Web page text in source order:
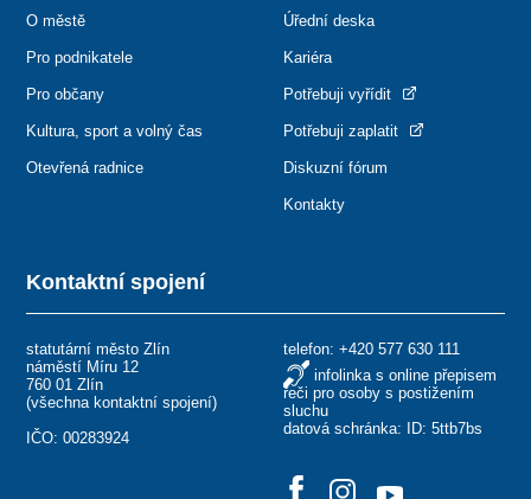
Kontaktní spojení
statutární město Zlín
náměstí Míru 12
760 01 Zlín
(všechna kontaktní spojení)
IČO: 00283924
telefon: +420 577 630 111
infolinka s online přepisem
řeči pro osoby s postižením
sluchu
datová schránka: ID: 5ttb7bs
O městě
Pro podnikatele
Pro občany
Kultura, sport a volný čas
Otevřená radnice
Úřední deska
Kariéra
Potřebuji vyřídit
Potřebuji zaplatit
Diskuzní fórum
Kontakty